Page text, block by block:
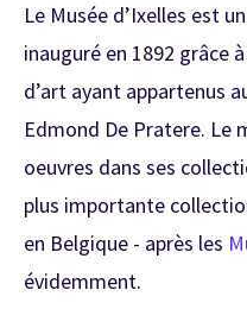
Le Musée d’Ixelles est
inauguré en 1892 grâce
d’art ayant appartenus
Edmond De Pratere. Le
oeuvres dans ses
plus importante
en Belgique - après les
évidemment.